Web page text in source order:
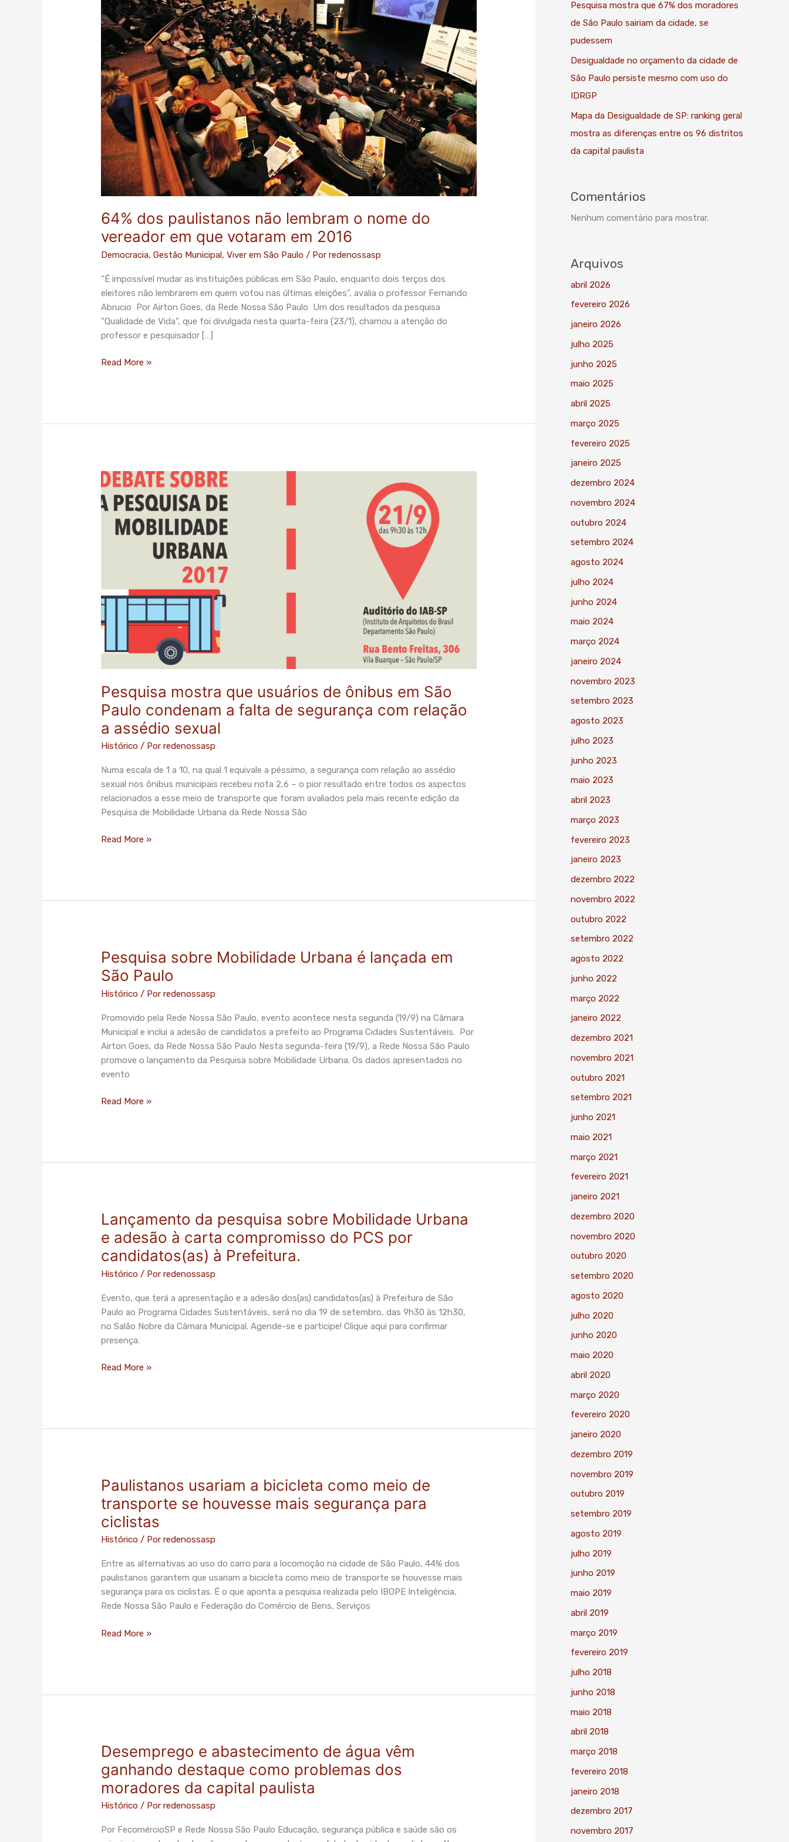
64% dos paulistanos não lembram o nome do
vereador em que votaram em 2016
Democracia,Gestão Municipal,Viver em São Paulo / Porredenossasp
“É impossível mudar as instituições públicas em São Paulo, enquanto dois terços dos
eleitores não lembrarem em quem votou nas últimas eleições”, avalia o professor Fernando
Abrucio Por Airton Goes, da Rede Nossa São Paulo Um dos resultados da pesquisa
“Qualidade de Vida”, que foi divulgada nesta quarta-feira (23/1), chamou a atenção do
professor e pesquisador […]
lembram
o
nome
do
vereador
em
que
votaram
em
2016
Read More »
Pesquisa mostra que usuários de ônibus em São
Paulo condenam a falta de segurança com relação
a assédio sexual
Histórico / Porredenossasp
Numa escala de 1 a 10, na qual 1 equivale a péssimo, a segurança com relação ao assédio
sexual nos ônibus municipais recebeu nota 2,6 – o pior resultado entre todos os aspectos
relacionados a esse meio de transporte que foram avaliados pela mais recente edição da
Pesquisa de Mobilidade Urbana da Rede Nossa São
Pesquisa
que
usuários
Paulo
condenam
a
relação
a
assédio
sexual
Read More »
Pesquisa sobre Mobilidade Urbana é lançada em
São Paulo
Histórico / Porredenossasp
Promovido pela Rede Nossa São Paulo, evento acontece nesta segunda (19/9) na Câmara
Municipal e inclui a adesão de candidatos a prefeito ao Programa Cidades Sustentáveis. Por
Airton Goes, da Rede Nossa São Paulo Nesta segunda-feira (19/9), a Rede Nossa São Paulo
promove o lançamento da Pesquisa sobre Mobilidade Urbana. Os dados apresentados no
evento
Pesquisa
sobre
Mobilidade
Urbana
Paulo
Read More »
Lançamento da pesquisa sobre Mobilidade Urbana
e adesão à carta compromisso do PCS por
candidatos(as) à Prefeitura.
Histórico / Porredenossasp
Evento, que terá a apresentação e a adesão dos(as) candidatos(as) à Prefeitura de São
Paulo ao Programa Cidades Sustentáveis, será no dia 19 de setembro, das 9h30 às 12h30,
no Salão Nobre da Câmara Municipal. Agende-se e participe! Clique aqui para confirmar
presença.
Lançamento
pesquisa
sobre
Mobilidade
e
adesão
à
carta
do
à
Read More »
Paulistanos usariam a bicicleta como meio de
transporte se houvesse mais segurança para
ciclistas
Histórico / Porredenossasp
Entre as alternativas ao uso do carro para a locomoção na cidade de São Paulo, 44% dos
paulistanos garantem que usariam a bicicleta como meio de transporte se houvesse mais
segurança para os ciclistas. É o que aponta a pesquisa realizada pelo IBOPE Inteligência,
Rede Nossa São Paulo e Federação do Comércio de Bens, Serviços
Paulistanos
usariam
a
bicicleta
como
de
transporte
se
houvesse
segurança
Read More »
Desemprego e abastecimento de água vêm
ganhando destaque como problemas dos
moradores da capital paulista
Histórico / Porredenossasp
Por FecomércioSP e Rede Nossa São Paulo Educação, segurança pública e saúde são os
Desemprego
abastecimento
de
água
ganhando
Pesquisa mostra que 67% dos moradores
de São Paulo sairiam da cidade, se
pudessem
Desigualdade no orçamento da cidade de
São Paulo persiste mesmo com uso do
IDRGP
Mapa da Desigualdade de SP: ranking geral
mostra as diferenças entre os 96 distritos
da capital paulista
Comentários
Nenhum comentário para mostrar.
Arquivos
abril 2026
fevereiro 2026
janeiro 2026
julho 2025
junho 2025
maio 2025
abril 2025
março 2025
fevereiro 2025
janeiro 2025
dezembro 2024
novembro 2024
outubro 2024
setembro 2024
agosto 2024
julho 2024
junho 2024
maio 2024
março 2024
janeiro 2024
novembro 2023
setembro 2023
agosto 2023
julho 2023
junho 2023
maio 2023
abril 2023
março 2023
fevereiro 2023
janeiro 2023
dezembro 2022
novembro 2022
outubro 2022
setembro 2022
agosto 2022
junho 2022
março 2022
janeiro 2022
dezembro 2021
novembro 2021
outubro 2021
setembro 2021
junho 2021
maio 2021
março 2021
fevereiro 2021
janeiro 2021
dezembro 2020
novembro 2020
outubro 2020
setembro 2020
agosto 2020
julho 2020
junho 2020
maio 2020
abril 2020
março 2020
fevereiro 2020
janeiro 2020
dezembro 2019
novembro 2019
outubro 2019
setembro 2019
agosto 2019
julho 2019
junho 2019
maio 2019
abril 2019
março 2019
fevereiro 2019
julho 2018
junho 2018
maio 2018
abril 2018
março 2018
fevereiro 2018
janeiro 2018
dezembro 2017
novembro 2017